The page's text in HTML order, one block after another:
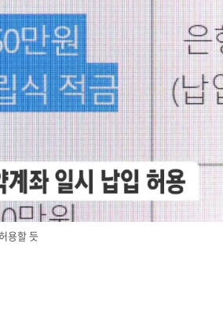
용할 듯